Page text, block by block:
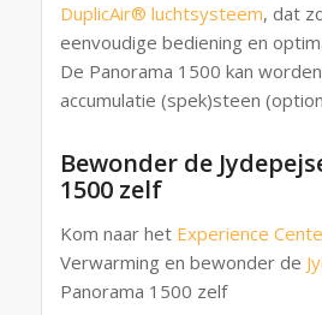
DuplicAir® luchtsysteem, dat
eenvoudige bediening en
De Panorama 1500 kan
accumulatie (spek)steen
Bewonder de
1500 zelf
Kom naar het Experience
Verwarming en bewonder de
Panorama 1500 zelf